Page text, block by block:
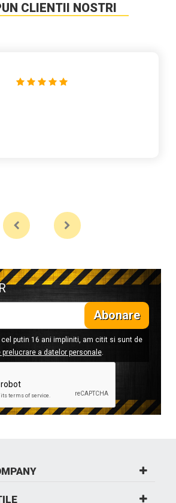
CLIENTII NOSTRI
Abonare
putin 16 ani impliniti, am citit si sunt de
prelucrare a datelor personale.